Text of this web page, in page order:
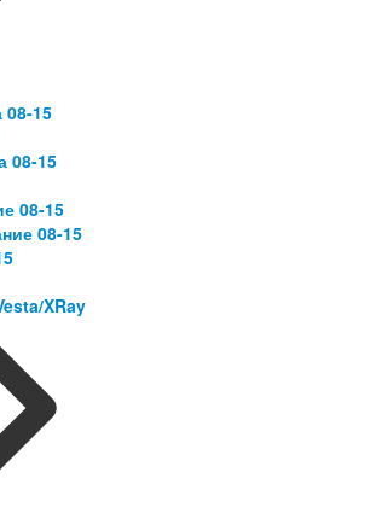
08-15
08-15
08-15
08-15
XRay